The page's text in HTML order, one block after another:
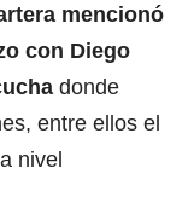
mencionó
con Diego
donde
entre ellos el
nivel